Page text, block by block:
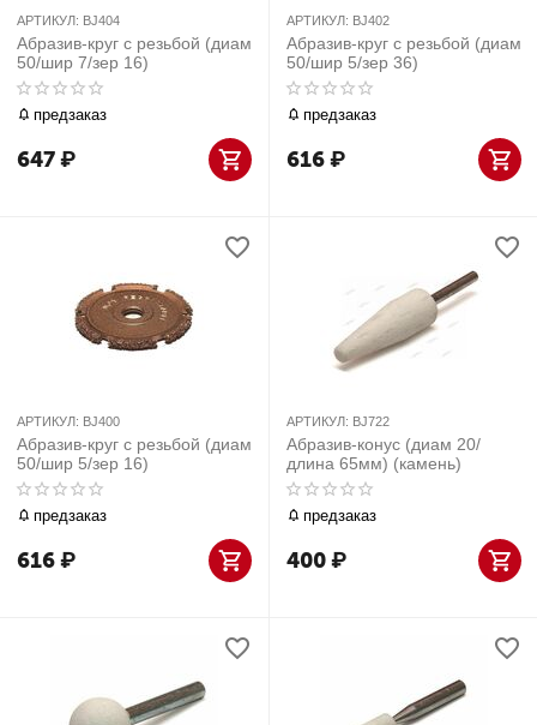
АРТИКУЛ: BJ404
Абразив-круг с резьбой (диам
50/шир 7/зер 16)
предзаказ
647₽
АРТИКУЛ: BJ402
Абразив-круг с резьбой (диам
50/шир 5/зер 36)
предзаказ
616₽
АРТИКУЛ: BJ400
Абразив-круг с резьбой (диам
50/шир 5/зер 16)
предзаказ
616₽
АРТИКУЛ: BJ722
Абразив-конус (диам 20/
длина 65мм) (камень)
предзаказ
400₽